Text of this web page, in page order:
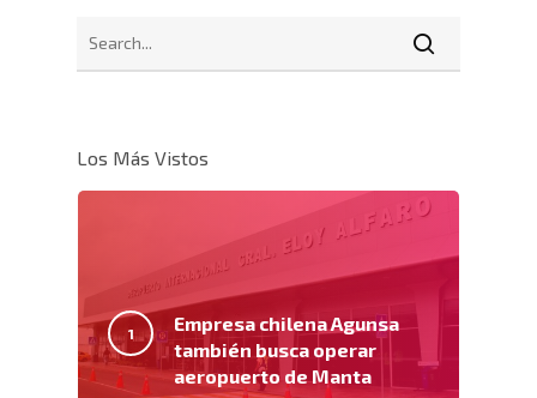
Los Más Vistos
Empresa chilena Agunsa
también busca operar
aeropuerto de Manta